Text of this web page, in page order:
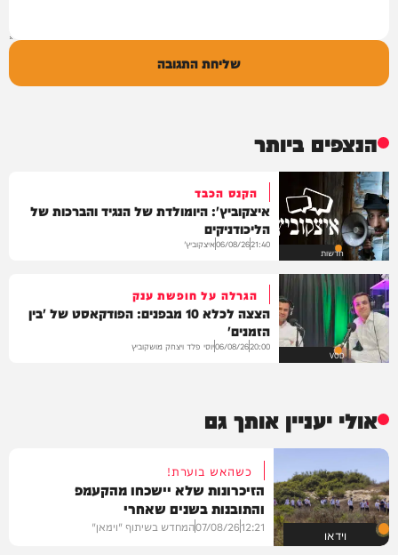
שליחת התגובה
הנצפים ביותר
חדשות
הקנס הכבד
איצקוביץ': היומולדת של הנגיד והברכות של
הליכודניקים
21:40
06/08/26איצקוביץ'
VOD
הגרלה על חופשת ענק
הצצה לכלא 10 מבפנים: הפודקאסט של 'בין
הזמנים'
20:00
06/08/26יוסי פלד ויצחק מושקוביץ
אולי יעניין אותך גם
וידאו
כשהאש בוערת!
הזיכרונות שלא יישכחו מהקעמפ
והתובנות בשנים שאחרי
12:21
07/08/26המחדש בשיתוף "וימאן"